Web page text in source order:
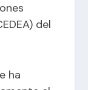
del
ha